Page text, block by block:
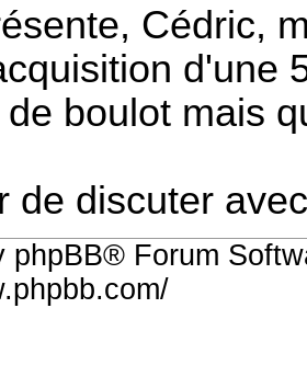
Cédric,
d'une
de boulot mais
de discuter
phpBB® Forum